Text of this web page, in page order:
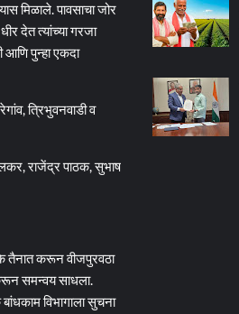
मिळाले. पावसाचा जोर
देत त्यांच्या गरजा
पुन्हा एकदा
त्रिभुवनवाडी व
राजेंद्र पाठक, सुभाष
तैनात करून वीजपुरवठा
समन्वय साधला.
विभागाला सुचना